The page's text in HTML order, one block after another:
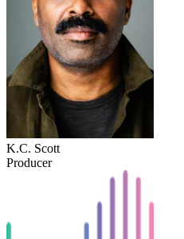
K.C. Scott
Producer